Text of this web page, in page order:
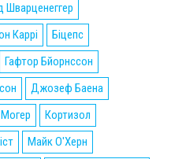
Шварценеггер
Каррі
Біцепс
Гафтор Бйорнссон
Джозеф Баена
Кортизол
Майк О'Херн